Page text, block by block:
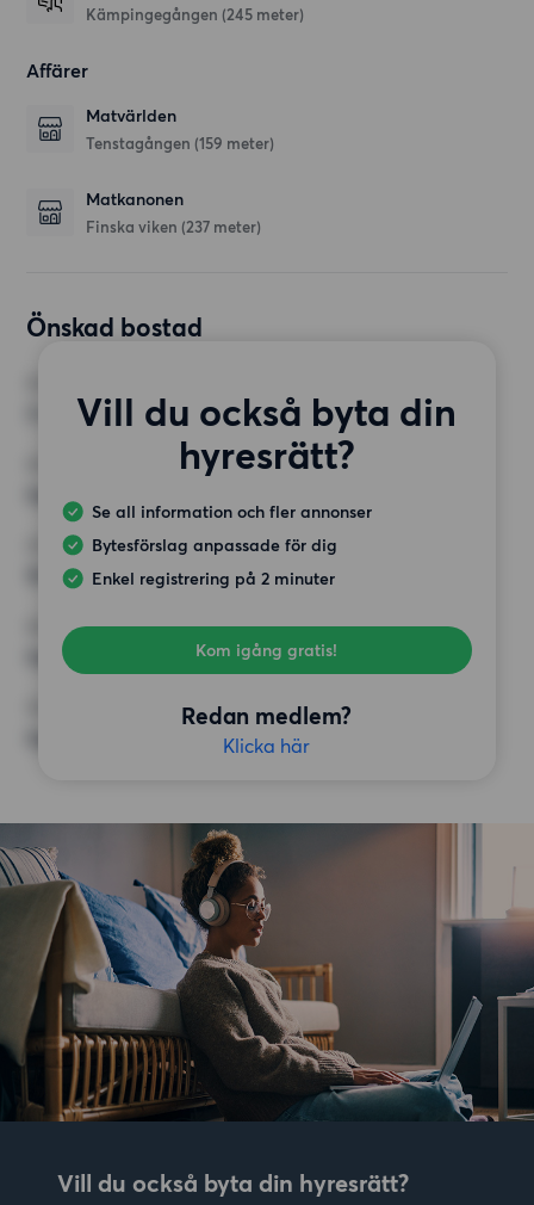
Kämpingegången (245 meter)
Affärer
Matvärlden
Tenstagången (159 meter)
Matkanonen
Finska viken (237 meter)
Önskad bostad
Vill du också byta din
hyresrätt?
Se all information och fler annonser
Bytesförslag anpassade för dig
Enkel registrering på 2 minuter
Kom igång gratis!
Redan medlem?
Klicka här
MINST ANTAL KVADRATMETER
HÖGSTA HYRA
10 000 kr
Inga speciella krav
ÖVRIGA PREFERENSER
Inga speciella preferenser
Vill du också byta din hyresrätt?